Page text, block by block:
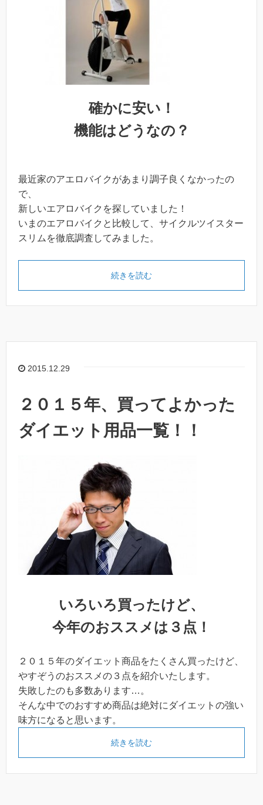
確かに安い！
機能はどうなの？
最近家のアエロバイクがあまり調子良くなかったの
で、
新しいエアロバイクを探していました！
いまのエアロバイクと比較して、サイクルツイスター
スリムを徹底調査してみました。
続きを読む
2015.12.29
２０１５年、買ってよかった
ダイエット用品一覧！！
いろいろ買ったけど、
今年のおススメは３点！
２０１５年のダイエット商品をたくさん買ったけど、
やすぞうのおススメの３点を紹介いたします。
失敗したのも多数あります…。
そんな中でのおすすめ商品は絶対にダイエットの強い
味方になると思います。
続きを読む